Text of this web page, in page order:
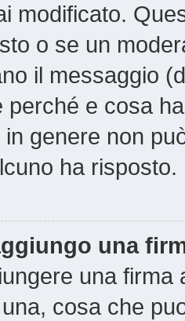
modificato.
o se un
il messaggio
perché e cosa
in genere non
ha risposto.
una
una
cosa che